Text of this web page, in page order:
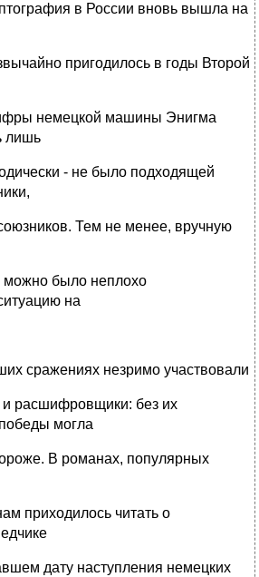
в России вновь вышла на
пригодилось в годы Второй
немецкой машины Энигма
лишь
- не было подходящей
Тем не менее, вручную
было неплохо
на
сражениях незримо участвовали
расшифровщики: без их
могла
В романах, популярных
приходилось читать о
дату наступления немецких